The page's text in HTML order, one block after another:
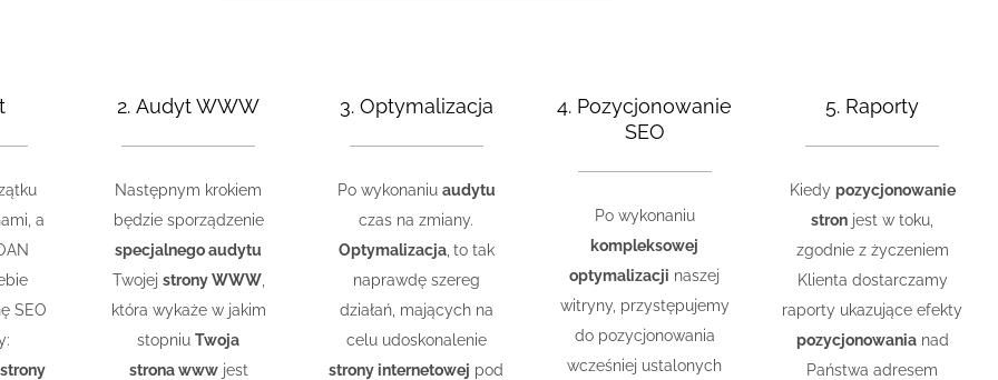
a
SEO
2. Audyt WWW
Następnym krokiem
będzie sporządzenie
specjalnego audytu
Twojej strony WWW,
która wykaże w jakim
stopniuTwoja
strona wwwjest
3. Optymalizacja
Po wykonaniu audytu
czas na zmiany.
Optymalizacja, to tak
naprawdę szereg
działań, mających na
celu udoskonalenie
strony internetowej pod
4. Pozycjonowanie
SEO
Po wykonaniu
kompleksowej
optymalizacji naszej
witryny, przystępujemy
do pozycjonowania
wcześniej ustalonych
5. Raporty
Kiedy pozycjonowanie
stron jest w toku,
zgodnie z życzeniem
Klienta dostarczamy
raporty ukazujące efekty
pozycjonowanianad
Państwa adresem